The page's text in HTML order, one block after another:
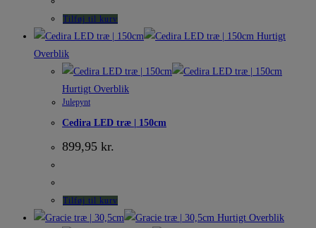
Tilføj til kurv
Hurtigt
Overblik
Hurtigt Overblik
Julepynt
Cedira LED træ | 150cm
899,95 kr.
Tilføj til kurv
Hurtigt Overblik